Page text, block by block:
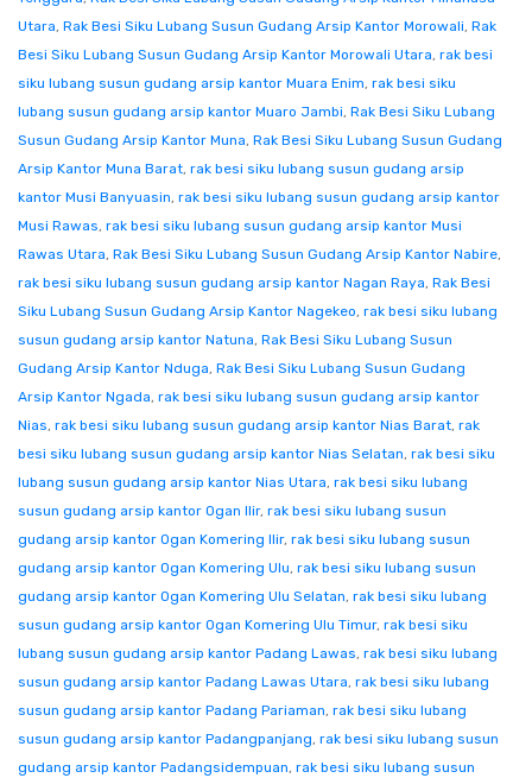
Utara, Rak Besi Siku Lubang Susun Gudang Arsip Kantor Morowali, Rak
Besi Siku Lubang Susun Gudang Arsip Kantor Morowali Utara, rak besi
siku lubang susun gudang arsip kantor Muara Enim, rak besi siku
lubang susun gudang arsip kantor Muaro Jambi, Rak Besi Siku Lubang
Susun Gudang Arsip Kantor Muna, Rak Besi Siku Lubang Susun Gudang
Arsip Kantor Muna Barat, rak besi siku lubang susun gudang arsip
kantor Musi Banyuasin, rak besi siku lubang susun gudang arsip kantor
Musi Rawas, rak besi siku lubang susun gudang arsip kantor Musi
Rawas Utara, Rak Besi Siku Lubang Susun Gudang Arsip Kantor Nabire,
rak besi siku lubang susun gudang arsip kantor Nagan Raya, Rak Besi
Siku Lubang Susun Gudang Arsip Kantor Nagekeo, rak besi siku lubang
susun gudang arsip kantor Natuna, Rak Besi Siku Lubang Susun
Gudang Arsip Kantor Nduga, Rak Besi Siku Lubang Susun Gudang
Arsip Kantor Ngada, rak besi siku lubang susun gudang arsip kantor
Nias, rak besi siku lubang susun gudang arsip kantor Nias Barat, rak
besi siku lubang susun gudang arsip kantor Nias Selatan, rak besi siku
lubang susun gudang arsip kantor Nias Utara, rak besi siku lubang
susun gudang arsip kantor Ogan Ilir, rak besi siku lubang susun
gudang arsip kantor Ogan Komering Ilir, rak besi siku lubang susun
gudang arsip kantor Ogan Komering Ulu, rak besi siku lubang susun
gudang arsip kantor Ogan Komering Ulu Selatan, rak besi siku lubang
susun gudang arsip kantor Ogan Komering Ulu Timur, rak besi siku
lubang susun gudang arsip kantor Padang Lawas, rak besi siku lubang
susun gudang arsip kantor Padang Lawas Utara, rak besi siku lubang
susun gudang arsip kantor Padang Pariaman, rak besi siku lubang
susun gudang arsip kantor Padangpanjang, rak besi siku lubang susun
gudang arsip kantor Padangsidempuan, rak besi siku lubang susun